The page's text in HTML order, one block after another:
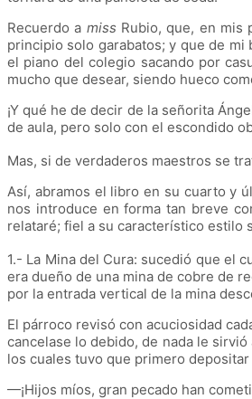
Recuerdo a miss Rubio, que, en mis
principio solo garabatos; y que de mi
el piano del colegio sacando por
mucho que desear, siendo hueco
¡Y qué he de decir de la señorita
de aula, pero solo con el escondido
Mas, si de verdaderos maestros se
Así, abramos el libro en su cuarto y
nos introduce en forma tan breve
relataré; fiel a su característico estilo
1.- La Mina del Cura: sucedió que el
era dueño de una mina de cobre de
por la entrada vertical de la mina
El párroco revisó con acuciosidad
cancelase lo debido, de nada le
los cuales tuvo que primero
—¡Hijos míos, gran pecado han